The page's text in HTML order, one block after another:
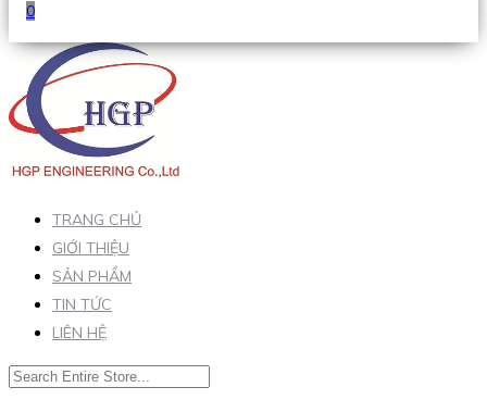
0
TRANG CHỦ
GIỚI THIỆU
SẢN PHẨM
TIN TỨC
LIÊN HỆ